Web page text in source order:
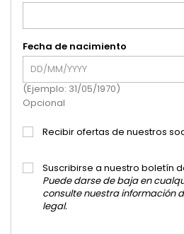
Fecha de nacimiento
(Ejemplo: 31/05/1970)
Opcional
Recibir ofertas de nuestros
Suscribirse a nuestro boletín
Puede darse de baja en
consulte nuestra información
legal.